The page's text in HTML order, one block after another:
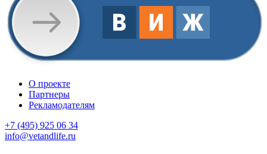
О проекте
Партнеры
Рекламодателям
+7 (495) 925 06 34
info@vetandlife.ru